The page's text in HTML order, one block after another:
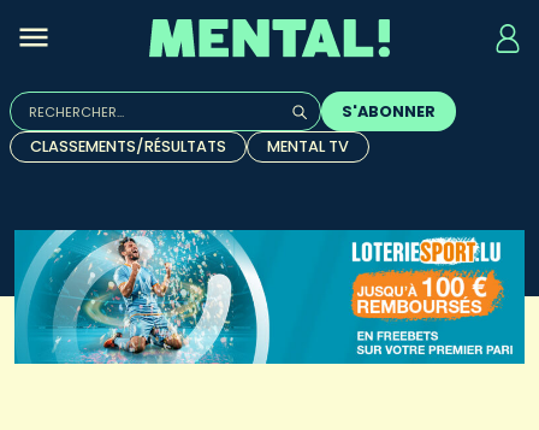
Rechercher :
Quand les résultats de l'auto-complétion sont
S'ABONNER
CLASSEMENTS/RÉSULTATS
MENTAL TV